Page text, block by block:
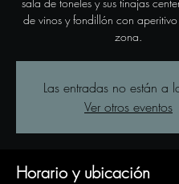
de vinos y fondillón con
zona.
Las entradas no están a
Ver otros eventos
Horario y ubicación